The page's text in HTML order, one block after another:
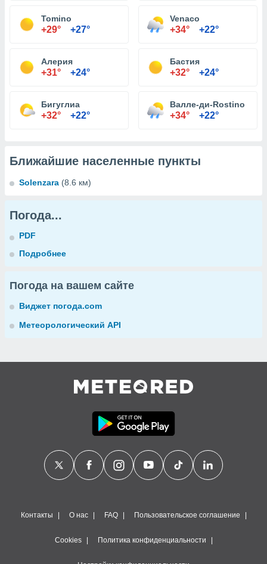
Tomino
+29° +27°
Venaco
+34° +22°
Алерия
+31° +24°
Бастия
+32° +24°
Бигуглиа
+32° +22°
Валле-ди-Rostino
+34° +22°
Ближайшие населенные пункты
Solenzara (8.6 км)
Погода...
PDF
Подробнее
Погода на вашем сайте
Виджет погода.com
Метеорологический API
Контакты О нас FAQ Пользовательское соглашение
Cookies Политика конфиденциальности